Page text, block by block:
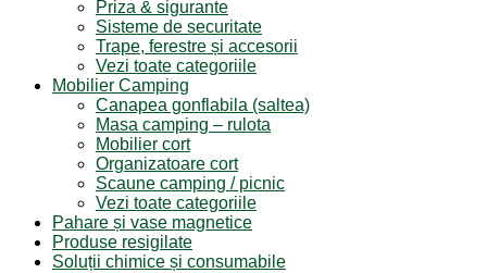
Priza & sigurante
Sisteme de securitate
Trape, ferestre și accesorii
Vezi toate categoriile
Mobilier Camping
Canapea gonflabila (saltea)
Masa camping – rulota
Mobilier cort
Organizatoare cort
Scaune camping / picnic
Vezi toate categoriile
Pahare și vase magnetice
Produse resigilate
Soluții chimice și consumabile